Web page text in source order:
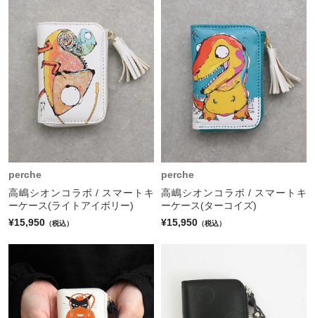
perche
高嶋シオンコラボ / スマートキ
ーケース(ライトアイボリー)
¥15,950 （税込）
perche
高嶋シオンコラボ / スマートキ
ーケース(ターコイズ)
¥15,950 （税込）